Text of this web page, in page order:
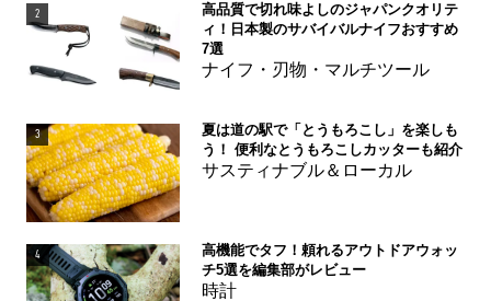
2
高品質で切れ味よしのジャパンクオリテ
ィ！日本製のサバイバルナイフおすすめ
7選
ナイフ・刃物・マルチツール
3
夏は道の駅で「とうもろこし」を楽しも
う！ 便利なとうもろこしカッターも紹介
サスティナブル＆ローカル
4
高機能でタフ！頼れるアウトドアウォッ
チ5選を編集部がレビュー
時計